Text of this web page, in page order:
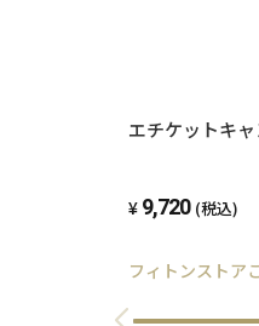
エチケットキ
9,720 (税込)
フィトンストア